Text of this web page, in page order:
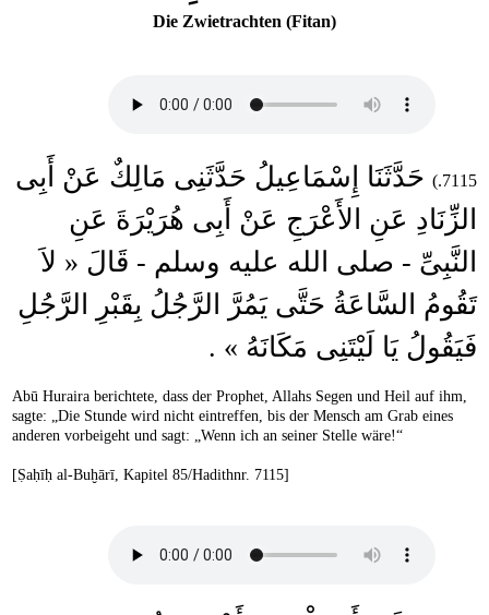
Die Zwietrachten (Fitan)
7115.)
حَدَّثَنَا إِسْمَاعِيلُ حَدَّثَنِى مَالِكٌ عَنْ أَبِى
الزِّنَادِ عَنِ الأَعْرَجِ عَنْ أَبِى هُرَيْرَةَ عَنِ
النَّبِىِّ - صلى الله عليه وسلم - قَالَ « لاَ
تَقُومُ السَّاعَةُ حَتَّى يَمُرَّ الرَّجُلُ بِقَبْرِ الرَّجُلِ
فَيَقُولُ يَا لَيْتَنِى مَكَانَهُ » .
Abū Huraira berichtete, dass der Prophet, Allahs Segen und Heil auf ihm,
sagte: „Die Stunde wird nicht eintreffen, bis der Mensch am Grab eines
anderen vorbeigeht und sagt: „Wenn ich an seiner Stelle wäre!“
[Ṣaḥīḥ al-Buḫārī, Kapitel 85/Hadithnr. 7115]